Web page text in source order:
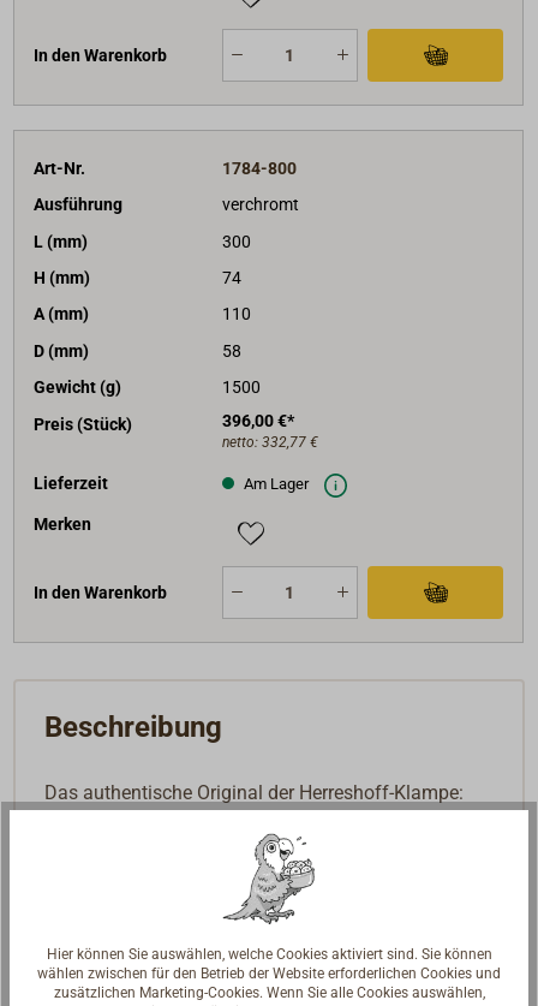
In den Warenkorb
Art-Nr.
1784-800
Ausführung
verchromt
L (mm)
300
H (mm)
74
A (mm)
110
D (mm)
58
Gewicht (g)
1500
Preis (Stück)
396,00 €*
netto: 332,77 €
Lieferzeit Am Lager
Merken
In den Warenkorb
Beschreibung
Das authentische Original der Herreshoff-Klampe:
und runden Füßen (D = 58 mm).
Gefertigt aus Gussbronze,Oberfläche lieferbar
handpoliert oder verchromt.
Befestigung über Sackbohrungen mit Gewinde M16
in den Füßen, Lieferung ohne Bolzen.
Hier können Sie auswählen, welche Cookies aktiviert sind. Sie können
wählen zwischen für den Betrieb der Website erforderlichen Cookies und
zusätzlichen Marketing-Cookies. Wenn Sie alle Cookies auswählen,